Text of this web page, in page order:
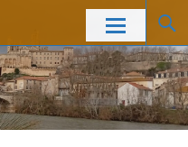
Skip
to
content